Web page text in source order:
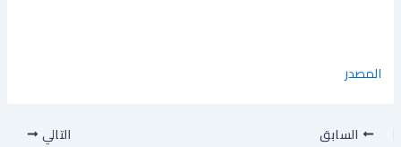
المصدر
السابق التالي